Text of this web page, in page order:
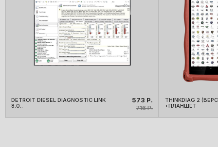
DETROIT DIESEL DIAGNOSTIC LINK
8.0..
573 Р.
716 Р.
THINKDIAG 2
+ПЛАНШЕТ